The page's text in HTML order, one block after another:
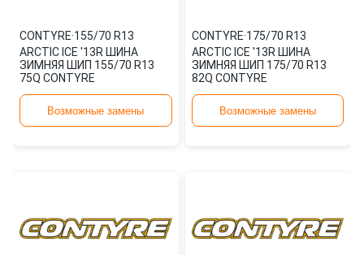
CONTYRE·155/70 R13
ARCTIC ICE '13R ШИНА
ЗИМНЯЯ ШИП 155/70 R13
75Q CONTYRE
Возможные замены
CONTYRE·175/70 R13
ARCTIC ICE '13R ШИНА
ЗИМНЯЯ ШИП 175/70 R13
82Q CONTYRE
Возможные замены